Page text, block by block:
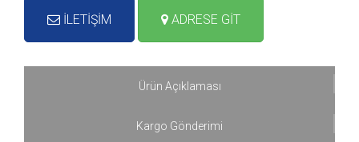
İLETİŞİM ADRESE GİT
Ürün Açıklaması
Kargo Gönderimi